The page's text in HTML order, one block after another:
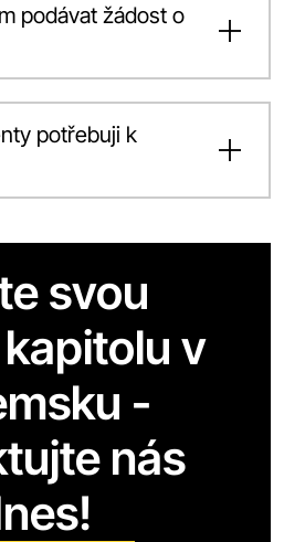
podávat žádost o
potřebuji k
svou
v
-
nás